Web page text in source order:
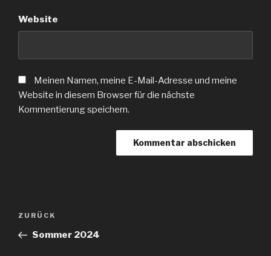
Website
Meinen Namen, meine E-Mail-Adresse und meine
Website in diesem Browser für die nächste
Kommentierung speichern.
ZURÜCK
Sommer 2024